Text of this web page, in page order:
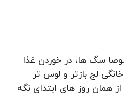
سگ‌ ها، در خوردن غذا
لج‌ بازتر و لوس‌ تر
همان روز های ابتدای نگه